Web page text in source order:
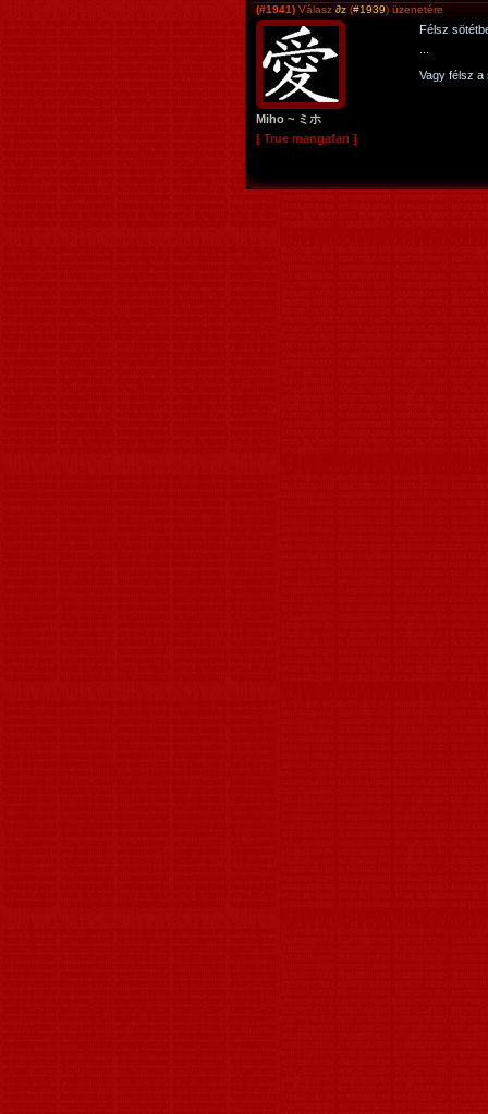
(#1941) Válasz ∂z (#1939) üzenetére
Miho ~ ミホ
[ True mangafan ]
Félsz
Vagy félsz a